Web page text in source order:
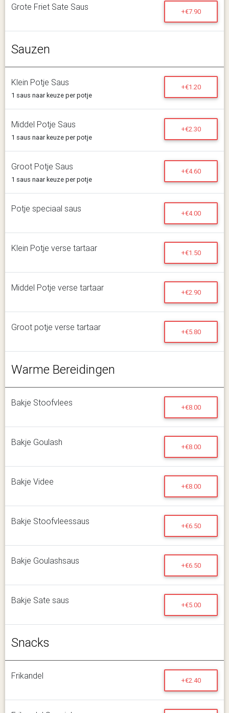
Grote Friet Sate Saus +€7.90
Sauzen
Klein Potje Saus
1 saus naar keuze per potje
+€1.20
Middel Potje Saus
1 saus naar keuze per potje
+€2.30
Groot Potje Saus
1 saus naar keuze per potje
+€4.60
Potje speciaal saus +€4.00
Klein Potje verse tartaar +€1.50
Middel Potje verse tartaar +€2.90
Groot potje verse tartaar +€5.80
Warme Bereidingen
Bakje Stoofvlees +€8.00
Bakje Goulash +€8.00
Bakje Videe +€8.00
Bakje Stoofvleessaus +€6.50
Bakje Goulashsaus +€6.50
Bakje Sate saus +€5.00
Snacks
Frikandel +€2.40